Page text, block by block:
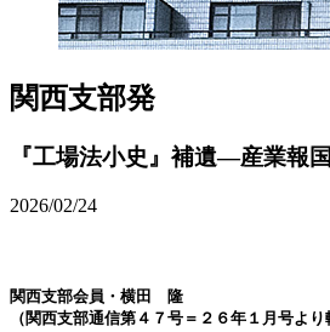
関西支部発
『工場法小史』補遺―産業報
2026/02/24
関西支部会員・横田 隆
（関西支部通信第４７号＝２６年１月号より